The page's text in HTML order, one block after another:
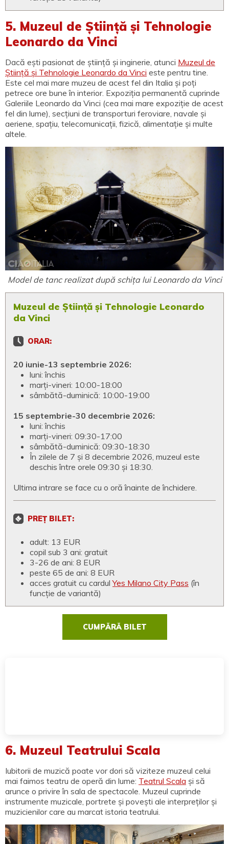
5. Muzeul de Știință și Tehnologie
Leonardo da Vinci
Dacă ești pasionat de știință și inginerie, atunci Muzeul de
Știință și Tehnologie Leonardo da Vinci este pentru tine.
Este cel mai mare muzeu de acest fel din Italia și poți
petrece ore bune în interior. Expoziția permanentă cuprinde
Galeriile Leonardo da Vinci (cea mai mare expoziție de acest
fel din lume), secțiuni de transporturi feroviare, navale și
aeriene, spațiu, telecomunicații, fizică, alimentație și multe
altele.
Model de tanc realizat după schița lui Leonardo da Vinci
Muzeul de Știință și Tehnologie Leonardo
da Vinci
ORAR:
20 iunie-13 septembrie 2026:
luni: închis
marți-vineri: 10:00-18:00
sâmbătă-duminică: 10:00-19:00
15 septembrie-30 decembrie 2026:
luni: închis
marți-vineri: 09:30-17:00
sâmbătă-duminică: 09:30-18:30
În zilele de 7 și 8 decembrie 2026, muzeul este
deschis între orele 09:30 și 18:30.
Ultima intrare se face cu o oră înainte de închidere.
PREȚ BILET:
adult: 13 EUR
copil sub 3 ani: gratuit
3-26 de ani: 8 EUR
peste 65 de ani: 8 EUR
acces gratuit cu cardulYes Milano City Pass (în
funcție de variantă)
CUMPĂRĂ BILET
6. Muzeul Teatrului Scala
Iubitorii de muzică poate vor dori să viziteze muzeul celui
mai faimos teatru de operă din lume: Teatrul Scala și să
arunce o privire în sala de spectacole. Muzeul cuprinde
instrumente muzicale, portrete și povești ale interpreților și
muzicienilor care au marcat istoria teatrului.